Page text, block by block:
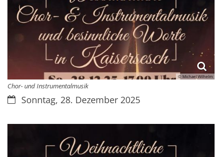
© Michael Wilhelm
Chor- und Instrumentalmusik
Datum:Sonntag, 28. Dezember 2025